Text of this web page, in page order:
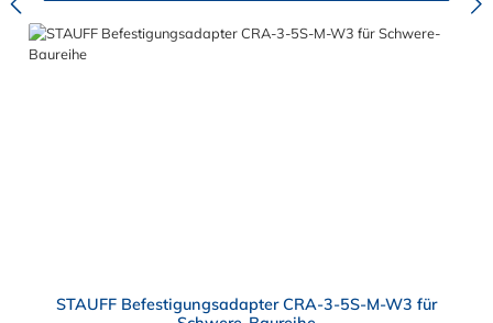
STAUFF Befestigungsadapter CRA-3-5S-M-W3 für